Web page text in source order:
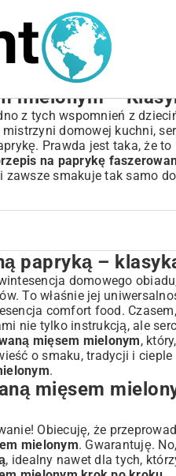
mielonym –
z tych wspomnień z
domowej kuchni,
Prawda jest taka, że to
na paprykę
smakuje tak samo
domowej
– krok po kroku do perfekcji
piekarnika
papryką –
domowego
To właśnie jej
comfort food.
nie tylko instrukcją, ale
mięsem mielonym,
o smaku, tradycji i
.
mięsem
Obiecuję, że
mielonym. Gwarantuję.
, idealny nawet dla tych,